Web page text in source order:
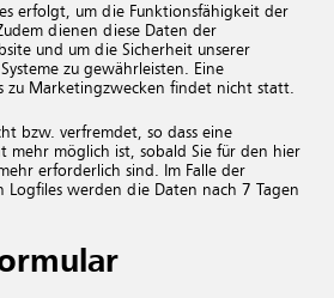
erfolgt, um die Funktionsfähigkeit der
dienen diese Daten der
und um die Sicherheit unserer
zu gewährleisten. Eine
zu Marketingzwecken findet nicht statt.
bzw. verfremdet, so dass eine
mehr möglich ist, sobald Sie für den hier
erforderlich sind. Im Falle der
Logfiles werden die Daten nach 7 Tagen